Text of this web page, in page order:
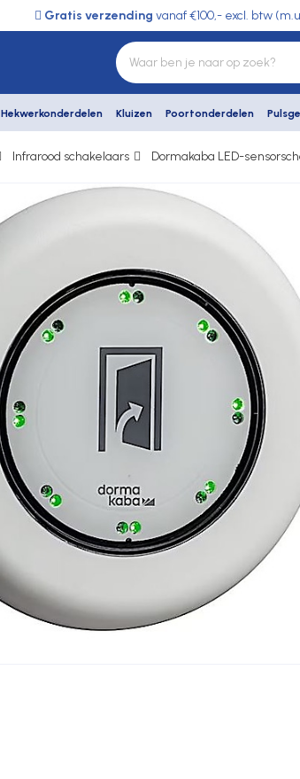
Gratis verzending vanaf €100,- excl. btw
Hekwerkonderdelen Kluizen Poortonderdelen
Infrarood schakelaars Dormakaba LED-